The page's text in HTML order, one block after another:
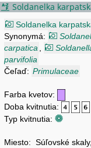
Soldanelka
Soldanelka
Synonymá:
carpatica
parvifolia
Čeľaď: Primulaceae
Farba kvetov:
Doba kvitnutia:
Typ kvitnutia:
Miesto: Súľovské